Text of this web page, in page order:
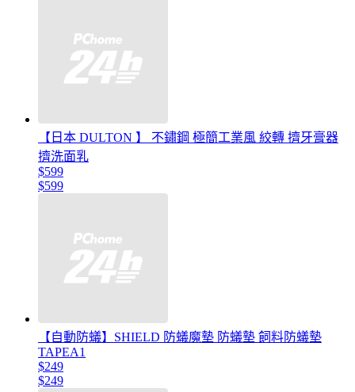
【日本 DULTON 】 不鏽鋼 極簡工業風 絞轉 擠牙膏器
擠洗面乳
$599
$599
【自動防蟻】SHIELD 防蟻魔墊 防蟻墊 飼料防蟻墊
TAPEA1
$249
$249